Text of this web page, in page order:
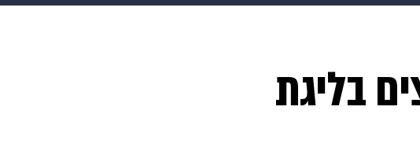
מתכונים פרויקטים מיוחדיםבליגת